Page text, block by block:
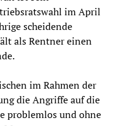
im April
scheidende
als Rentner einen
im Rahmen der
die Angriffe auf die
problemlos und ohne